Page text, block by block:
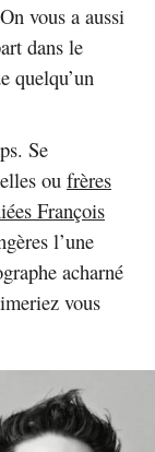
vous a aussi
dans le
quelqu’un
Se
ou frères
François
l’une
acharné
vous